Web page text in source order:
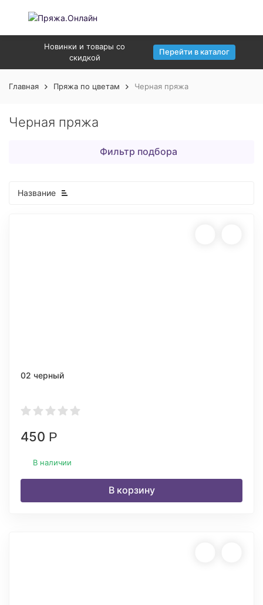
Новинки и товары со
скидкой
Перейти в каталог
Главная Пряжа по цветам Черная пряжа
Черная пряжа
Фильтр подбора
Название
02 черный
450 Р
В наличии
В корзину